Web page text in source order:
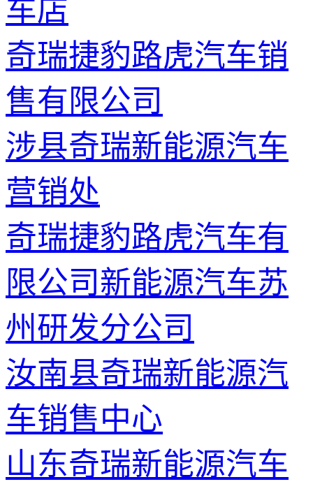
车店
奇瑞捷豹路虎汽车销
售有限公司
涉县奇瑞新能源汽车
营销处
奇瑞捷豹路虎汽车有
限公司新能源汽车苏
州研发分公司
汝南县奇瑞新能源汽
车销售中心
山东奇瑞新能源汽车